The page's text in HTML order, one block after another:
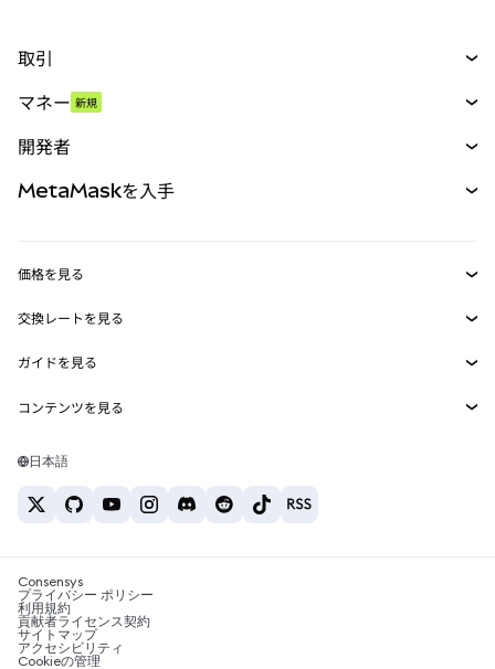
取引
パーペチュアル
RWA
マネー 新規
開発者
MetaMask Connect
Snaps
Web3サービス
MetaMaskを入手
セキュリティ
サポート
キャリア
お問い合わせ
価格を見る
イーサリアムの価格
Solanaの価格
Tetherの価格
交換レートを見る
ETH→USD
USDT→INR
BTC→INR
ETH→USDT
ガイドを見る
ETHの購入
USDTの購入
SHIBの購入
BNBの購入
コンテンツを見る
Solanaウォレット
税制関連ニュース
暗号資産の購入方法は？
ビットコインを売るには？
日本語
Consensys
プライバシー ポリシー
利用規約
貢献者ライセンス契約
サイトマップ
アクセシビリティ
Cookieの管理